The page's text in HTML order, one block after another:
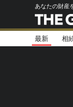
あなたの財産
最新 相